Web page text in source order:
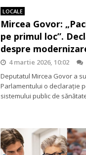
LOCALE
Mircea Govor:
pe primul loc”.
despre
4 martie 2026, 10:02
Deputatul Mircea Govor a
Parlamentului o declarație
sistemului public de